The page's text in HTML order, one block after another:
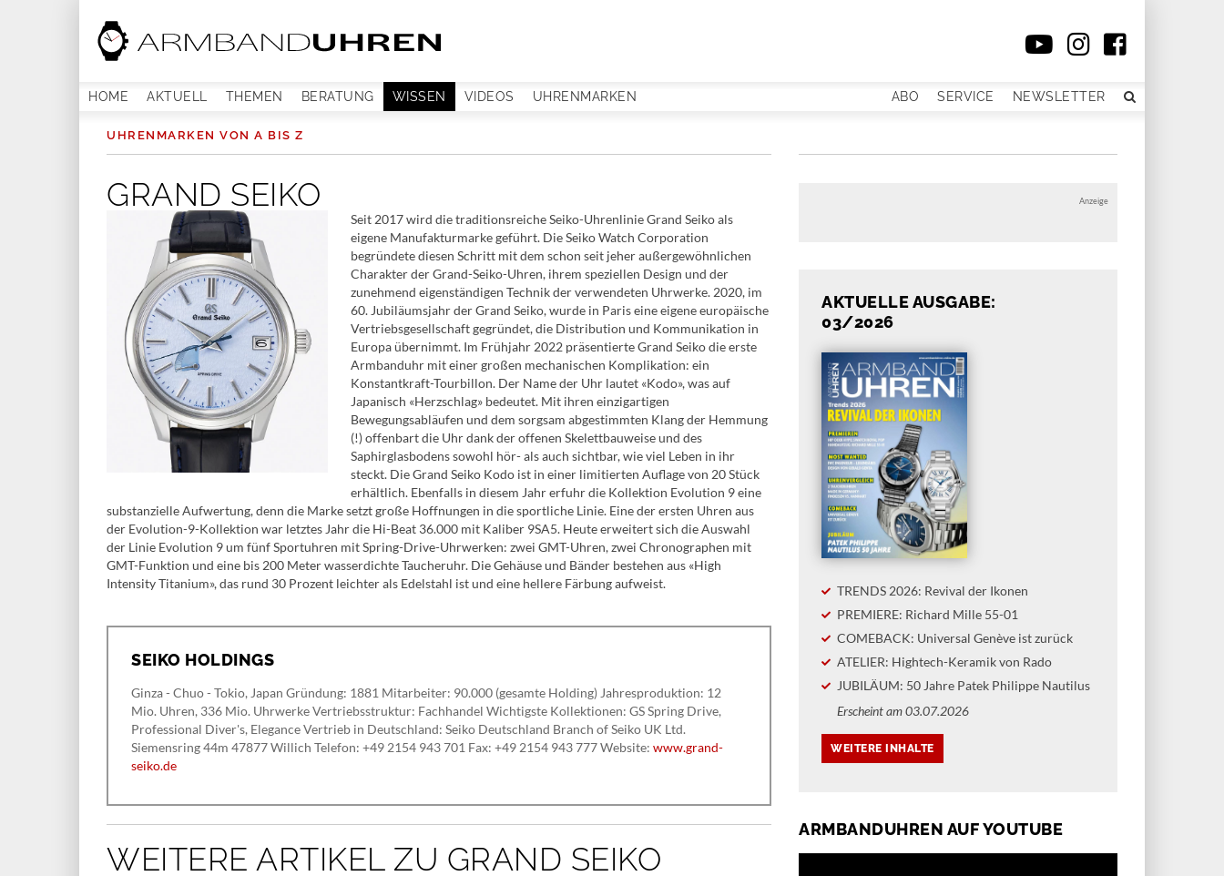
HOME AKTUELL THEMEN BERATUNG WISSEN VIDEOS UHRENMARKEN ABO SERVICE NEWSLETTER
UHRENMARKEN VON A BIS Z
GRAND SEIKO
Seit 2017 wird die traditionsreiche Seiko-Uhrenlinie Grand Seiko als
eigene Manufakturmarke geführt. Die Seiko Watch Corporation
begründete diesen Schritt mit dem schon seit jeher außergewöhnlichen
Charakter der Grand-Seiko-Uhren, ihrem speziellen Design und der
zunehmend eigenständigen Technik der verwendeten Uhrwerke. 2020, im
60. Jubiläumsjahr der Grand Seiko, wurde in Paris eine eigene europäische
Vertriebsgesellschaft gegründet, die Distribution und Kommunikation in
Europa übernimmt. Im Frühjahr 2022 präsentierte Grand Seiko die erste
Armbanduhr mit einer großen mechanischen Komplikation: ein
Konstantkraft-Tourbillon. Der Name der Uhr lautet «Kodo», was auf
Japanisch «Herzschlag» bedeutet. Mit ihren einzigartigen
Bewegungsabläufen und dem sorgsam abgestimmten Klang der Hemmung
(!) offenbart die Uhr dank der offenen Skelettbauweise und des
Saphirglasbodens sowohl hör- als auch sichtbar, wie viel Leben in ihr
steckt. Die Grand Seiko Kodo ist in einer limitierten Auflage von 20 Stück
erhältlich. Ebenfalls in diesem Jahr erfuhr die Kollektion Evolution 9 eine
substanzielle Aufwertung, denn die Marke setzt große Hoffnungen in die sportliche Linie. Eine der ersten Uhren aus
der Evolution-9-Kollektion war letztes Jahr die Hi-Beat 36.000 mit Kaliber 9SA5. Heute erweitert sich die Auswahl
der Linie Evolution 9 um fünf Sportuhren mit Spring-Drive-Uhrwerken: zwei GMT-Uhren, zwei Chronographen mit
GMT-Funktion und eine bis 200 Meter wasserdichte Taucheruhr. Die Gehäuse und Bänder bestehen aus «High
Intensity Titanium», das rund 30 Prozent leichter als Edelstahl ist und eine hellere Färbung aufweist.
SEIKO HOLDINGS
Ginza - Chuo - Tokio, Japan Gründung: 1881 Mitarbeiter: 90.000 (gesamte Holding) Jahresproduktion: 12
Mio. Uhren, 336 Mio. Uhrwerke Vertriebsstruktur: Fachhandel Wichtigste Kollektionen: GS Spring Drive,
Professional Diver's, Elegance Vertrieb in Deutschland: Seiko Deutschland Branch of Seiko UK Ltd.
Siemensring 44m 47877 Willich Telefon: +49 2154 943 701 Fax: +49 2154 943 777 Website: www.grand-
seiko.de
WEITERE ARTIKEL ZU GRAND SEIKO
Anzeige
AKTUELLE AUSGABE:
03/2026
TRENDS 2026: Revival der Ikonen
PREMIERE: Richard Mille 55-01
COMEBACK: Universal Genève ist zurück
ATELIER: Hightech-Keramik von Rado
JUBILÄUM: 50 Jahre Patek Philippe Nautilus
Erscheint am 03.07.2026
ARMBANDUHREN AUF YOUTUBE